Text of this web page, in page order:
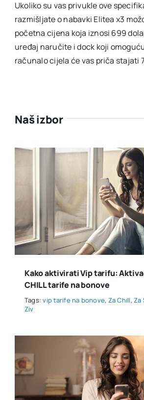
Ukoliko su vas privukle ove
razmišljate o nabavki Elitea x3
početna cijena koja iznosi 699
uređaj naručite i dock koji
računalo cijela će vas priča stajati
Naš izbor
Kako aktivirati Vip tarifu:
CHILL tarife na bonove
Tags:vip tarife na bonove, Za Chill,Za
Ziv